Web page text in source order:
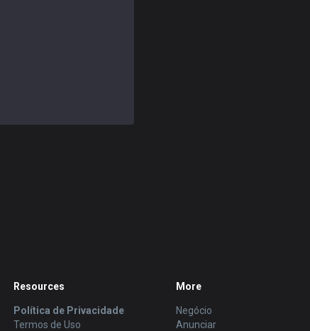
Resources
Política de Privacidade
Termos de Uso
More
Negócio
Anunciar